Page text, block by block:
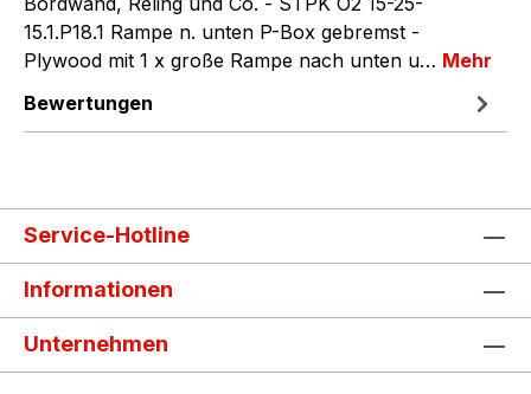
15.1.P18.1 Rampe n. unten P-Box gebremst -
Plywood mit 1 x große Rampe nach unten u… Mehr
Bewertungen
Service-Hotline
Informationen
Unternehmen